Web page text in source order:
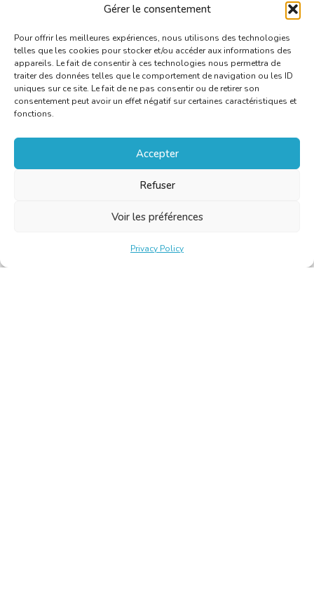
Gérer le consentement
Pour offrir les meilleures expériences, nous utilisons des technologies
telles que les cookies pour stocker et/ou accéder aux informations des
appareils. Le fait de consentir à ces technologies nous permettra de
traiter des données telles que le comportement de navigation ou les ID
uniques sur ce site. Le fait de ne pas consentir ou de retirer son
consentement peut avoir un effet négatif sur certaines caractéristiques et
fonctions.
Accepter
Refuser
Voir les préférences
Privacy Policy
English /Spanish /